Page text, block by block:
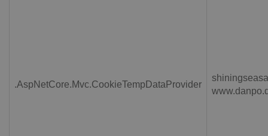
.AspNetCore.Mvc.CookieTempDataProvider